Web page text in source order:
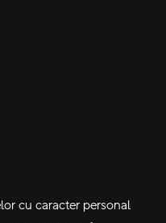
cu caracter personal